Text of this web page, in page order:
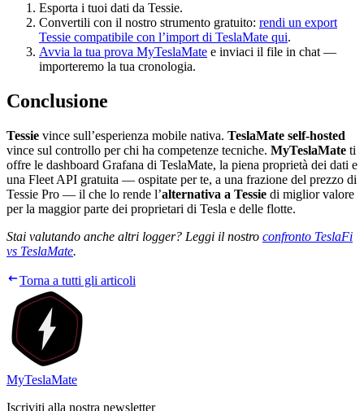
Esporta i tuoi dati da Tessie.
Convertili con il nostro strumento gratuito: rendi un export
Tessie compatibile con l’import di TeslaMate qui.
Avvia la tua prova MyTeslaMate e inviaci il file in chat —
importeremo la tua cronologia.
Conclusione
Tessie vince sull’esperienza mobile nativa. TeslaMate self-hosted
vince sul controllo per chi ha competenze tecniche. MyTeslaMate ti
offre le dashboard Grafana di TeslaMate, la piena proprietà dei dati e
una Fleet API gratuita — ospitate per te, a una frazione del prezzo di
Tessie Pro — il che lo rende l’alternativa a Tessie di miglior valore
per la maggior parte dei proprietari di Tesla e delle flotte.
Stai valutando anche altri logger? Leggi il nostro confronto TeslaFi
vs TeslaMate.
Torna a tutti gli articoli
MyTeslaMate
Iscriviti alla nostra newsletter